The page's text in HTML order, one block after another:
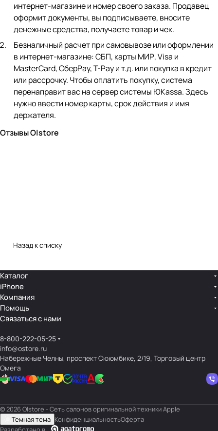
интернет-магазине и номер своего заказа. Продавец
оформит документы, вы подписываете, вносите
денежные средства, получаете товар и чек.
Безналичный расчет при самовывозе или оформлении
в интернет-магазине: СБП, карты МИР, Visa и
MasterCard, СберPay, Т-Pay и т.д. или покупка в кредит
или рассрочку. Чтобы оплатить покупку, система
перенаправит вас на сервер системы ЮKassa. Здесь
нужно ввести номер карты, срок действия и имя
держателя.
Отзывы O|store
Назад к списку
Каталог
iPhone
Компания
Помощь
Связаться с нами
8-800-222-05-25
info@ostore.ru
Набережные Челны, проспект Сююмбике, 2/19, Торговый центр
Омега
© 2026 O|store - Сеть салонов оригинальной техники Apple
Темная тема КонфиденциальностьОферта